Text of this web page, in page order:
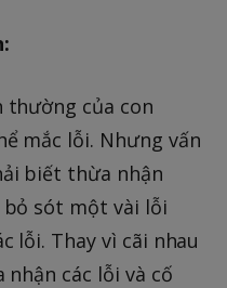
thường của con
mắc lỗi. Nhưng vấn
biết thừa nhận
sót một vài lỗi
lỗi. Thay vì cãi nhau
các lỗi và cố